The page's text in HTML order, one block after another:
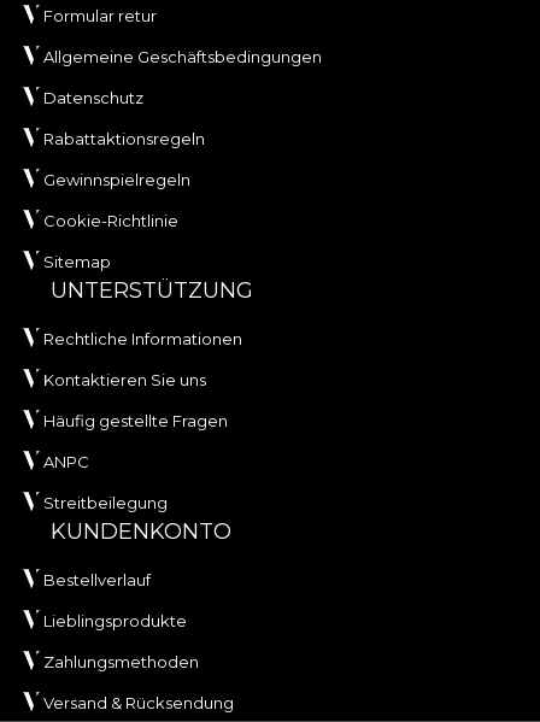
Formular retur
Allgemeine Geschäftsbedingungen
Datenschutz
Rabattaktionsregeln
Gewinnspielregeln
Cookie-Richtlinie
Sitemap
UNTERSTÜTZUNG
Rechtliche Informationen
Kontaktieren Sie uns
Häufig gestellte Fragen
ANPC
Streitbeilegung
KUNDENKONTO
Bestellverlauf
Lieblingsprodukte
Zahlungsmethoden
Versand & Rücksendung